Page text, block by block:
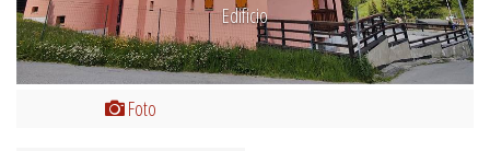
Edificio
Foto